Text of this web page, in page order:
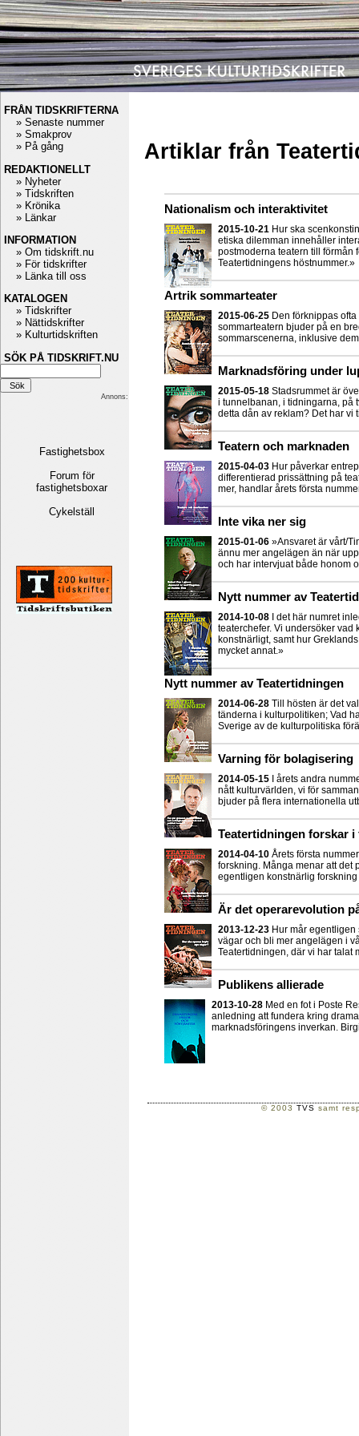
Artiklar från
Nationalism och interaktivitet
2015-10-21 Hur ska
etiska dilemman innehåller
postmoderna teatern till förmån
Teatertidningens höstnummer.»
Artrik sommarteater
2015-06-25 Den förknippas
sommarteatern bjuder på en
sommarscenerna, inklusive
Marknadsföring under
2015-05-18 Stadsrummet är
i tunnelbanan, i tidningarna, på
detta dån av reklam? Det har vi
Teatern och marknaden
2015-04-03 Hur påverkar
differentierad prissättning på
mer, handlar årets första
Inte vika ner sig
2015-01-06 »Ansvaret är vårt/
ännu mer angelägen än när
och har intervjuat både honom
Nytt nummer av
2014-10-08
I det här numret
teaterchefer. Vi undersöker vad
konstnärligt, samt hur
mycket annat.»
Nytt nummer av Teatertidningen
2014-06-28 Till hösten är det
tänderna i kulturpolitiken; Vad
Sverige av de kulturpolitiska
Varning för bolagisering
2014-05-15
I årets andra
nått kulturvärlden, vi för
bjuder på flera internationella
Teatertidningen forskar
2014-04-10 Årets första
forskning. Många menar att det
egentligen konstnärlig
Är det operarevolution
2013-12-23 Hur mår
vägar och bli mer angelägen i
Teatertidningen, där vi har talat
Publikens allierade
2013-10-28 Med en fot i Poste
anledning att fundera kring
marknadsföringens inverkan.
© 2003 TVS samt
FRÅN TIDSKRIFTERNA
» Senaste nummer
» Smakprov
» På gång
REDAKTIONELLT
» Nyheter
» Tidskriften
» Krönika
» Länkar
INFORMATION
» Om tidskrift.nu
» För tidskrifter
» Länka till oss
KATALOGEN
» Tidskrifter
» Nättidskrifter
» Kulturtidskriften
SÖK PÅ TIDSKRIFT.NU
Annons:
Fastighetsbox
Forum för
fastighetsboxar
Cykelställ